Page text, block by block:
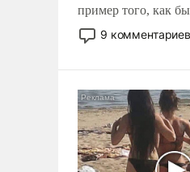
пример того, как
двигаемся по пути
революционных
псевдонаучной
стало всерьез
идеей.
9 комментариев